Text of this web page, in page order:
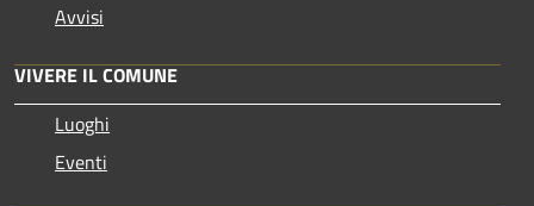
Avvisi
VIVERE IL COMUNE
Luoghi
Eventi